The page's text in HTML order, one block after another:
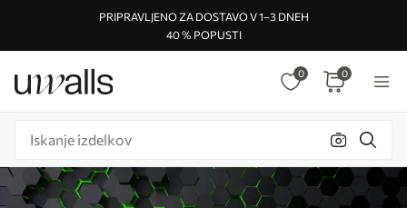
PRIPRAVLJENO ZA DOSTAVO V 1–3 DNEH
40 % POPUSTI
0 0